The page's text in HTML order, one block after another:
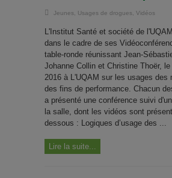
Jeunes Usages de drogues Vidéos
L'Institut Santé et société de
dans le cadre de ses
table-ronde réunissant Jean-
Johanne Collin et Christine Thoër,
2016 à L'UQAM sur les usages des
des fins de performance. Chacun
a présenté une conférence suivi
la salle, dont les vidéos sont
dessous : Logiques d’usage des ...
Lire la suite...